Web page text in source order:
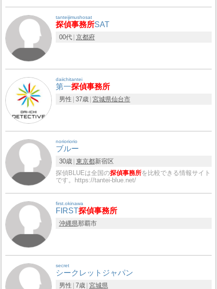
tanteijimushosat
探偵事務所SAT
00代 京都府
daiichitantei
第一探偵事務所
男性 37歳 宮城県仙台市
norioriorio
ブルー
30歳 東京都新宿区
探偵BLUEは全国の探偵事務所を比較できる情報サイト
です。https://tantei-blue.net/
first.okinawa
FIRST探偵事務所
沖縄県那覇市
secret
シークレットジャパン
男性 7歳 宮城県